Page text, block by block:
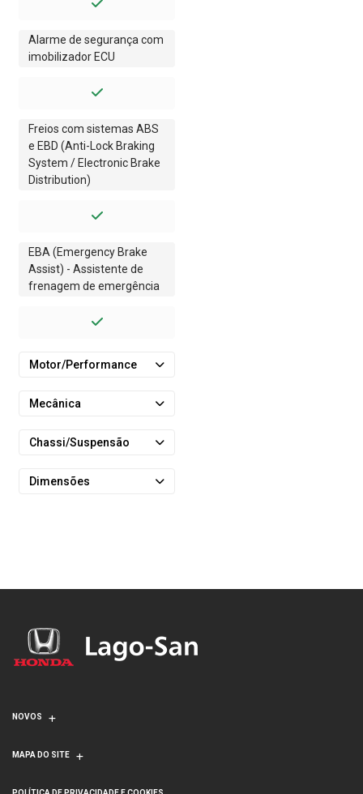
Alarme de segurança com
imobilizador ECU
Freios com sistemas ABS
e EBD (Anti-Lock Braking
System / Electronic Brake
Distribution)
EBA (Emergency Brake
Assist) - Assistente de
frenagem de emergência
Motor/Performance
Mecânica
Chassi/Suspensão
Dimensões
NOVOS
MAPA DO SITE